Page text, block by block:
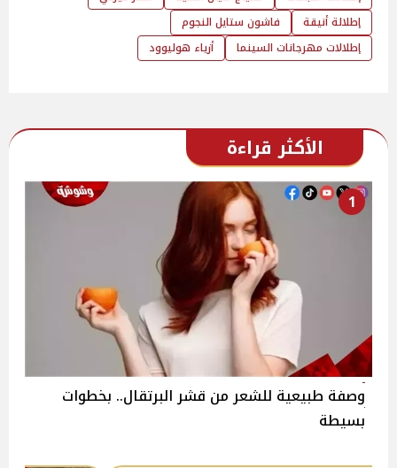
إطلالة أنيقة
فاشون ستايل النجوم
إطلالات مهرجانات السينما
أزياء هوليوود
الأكثر قراءة
1
وصفة طبيعية للشعر من قشر البرتقال.. بخطوات
بسيطة